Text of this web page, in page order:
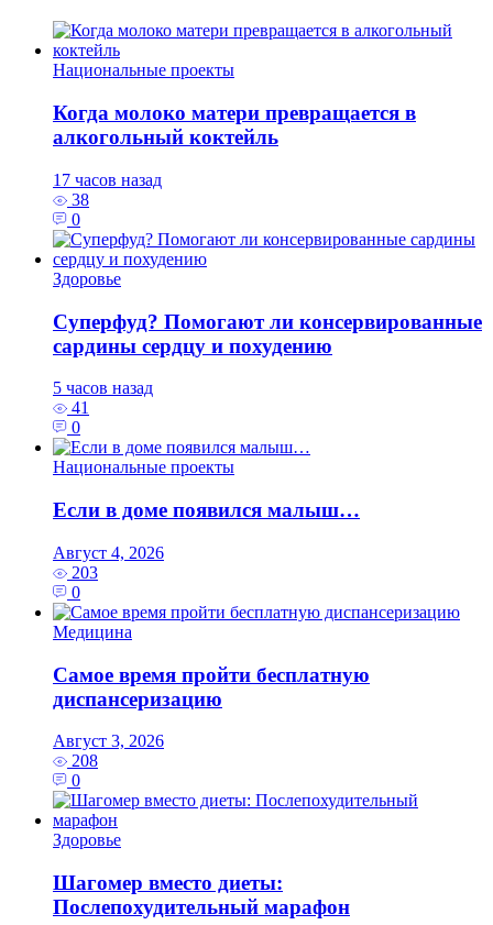
Национальные проекты
Когда молоко матери превращается в
алкогольный коктейль
17 часов назад
38
0
Здоровье
Суперфуд? Помогают ли консервированные
сардины сердцу и похудению
5 часов назад
41
0
Национальные проекты
Если в доме появился малыш…
Август 4, 2026
203
0
Медицина
Самое время пройти бесплатную
диспансеризацию
Август 3, 2026
208
0
Здоровье
Шагомер вместо диеты:
Послепохудительный марафон